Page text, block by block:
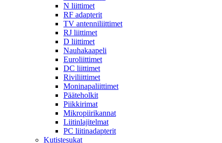
N liittimet
RF adapterit
TV antenniliittimet
RJ liittimet
D liittimet
Nauhakaapeli
Euroliittimet
DC liittimet
Riviliittimet
Moninapaliittimet
Pääteholkit
Piikkirimat
Mikropiirikannat
Liitinlajitelmat
PC liitinadapterit
Kutistesukat